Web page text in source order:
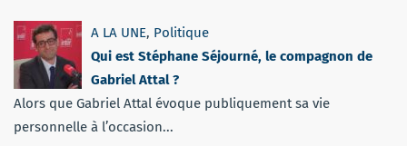
A LA UNE, Politique
Qui est Stéphane Séjourné, le compagnon de
Gabriel Attal ?
Alors que Gabriel Attal évoque publiquement sa vie
personnelle à l’occasion...